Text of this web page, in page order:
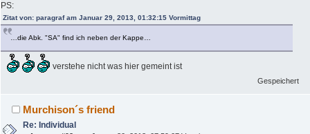
PS:
Zitat von: paragraf am Januar 29, 2013, 01:32:15 Vormittag
…die Abk. "SA" find ich neben der Kappe…
verstehe nicht was hier gemeint ist
Gespeichert
Murchison´s friend
Re: Individual